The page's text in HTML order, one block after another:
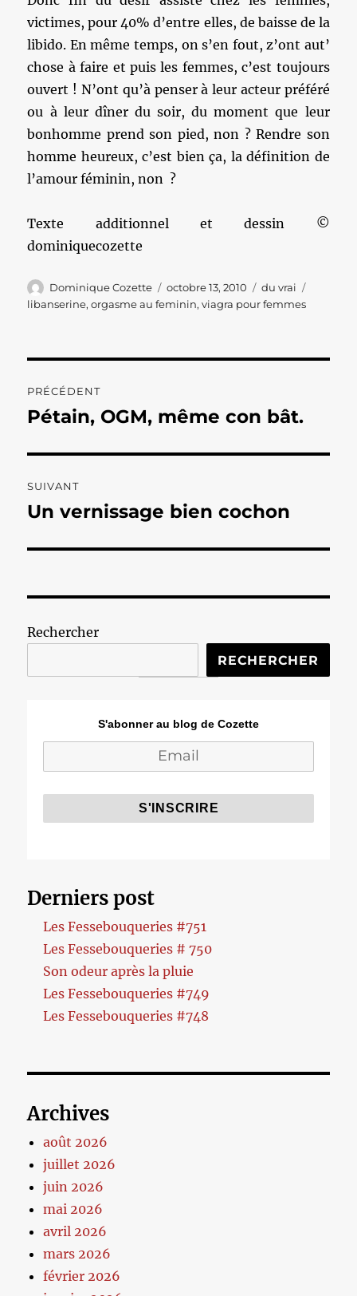
victimes, pour 40% d’entre elles, de baisse de la
libido. En même temps, on s’en fout, z’ont aut’
chose à faire et puis les femmes, c’est toujours
ouvert ! N’ont qu’à penser à leur acteur préféré
ou à leur dîner du soir, du moment que leur
bonhomme prend son pied, non ? Rendre son
homme heureux, c’est bien ça, la définition de
l’amour féminin, non ?
Texte additionnel et dessin ©
dominiquecozette
Auteur
Dominique Cozette
Publié
le
octobre 13, 2010 Catégories
du vrai
libanserine,orgasme au feminin,viagra pour femmes
de
PRÉCÉDENT
Publication
Pétain, OGM, même con bât.
SUIVANT
Publication
Un vernissage bien cochon
Rechercher
RECHERCHER
S'abonner au blog de Cozette
Derniers post
Les Fessebouqueries #751
Les Fessebouqueries # 750
Son odeur après la pluie
Les Fessebouqueries #749
Les Fessebouqueries #748
Archives
août 2026
juillet 2026
juin 2026
mai 2026
avril 2026
mars 2026
février 2026